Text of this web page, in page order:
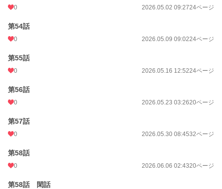
0 2026.05.02 09:2724ページ
第54話
0 2026.05.09 09:0224ページ
第55話
0 2026.05.16 12:5224ページ
第56話
0 2026.05.23 03:2620ページ
第57話
0 2026.05.30 08:4532ページ
第58話
0 2026.06.06 02:4320ページ
第58話 閑話